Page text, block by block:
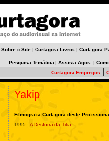
Sobre o Site | Curtagora Livros | Curtagora
Pesquisa Temática | Assista Agora |
Curtagora Empregos
Yakip
Filmografia Curtagora deste
1995 -A Desforra da Titia